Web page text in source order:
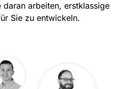
daran arbeiten, erstklassige
Sie zu entwickeln.